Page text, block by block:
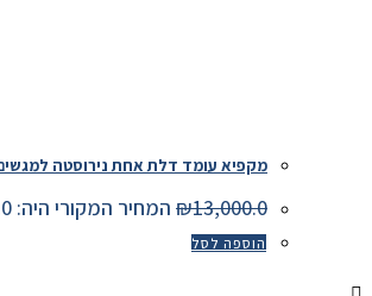
מקפיא עומד דלת אחת נירוסטה למגשים 60/80
₪13,000.0 המחיר המקורי היה: ₪13,000.0.
הוספה לסל